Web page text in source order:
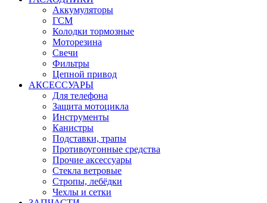
Аккумуляторы
ГСМ
Колодки тормозные
Моторезина
Свечи
Фильтры
Цепной привод
АКСЕССУАРЫ
Для телефона
Защита мотоцикла
Инструменты
Канистры
Подставки, трапы
Противоугонные средства
Прочие аксессуары
Стекла ветровые
Стропы, лебёдки
Чехлы и сетки